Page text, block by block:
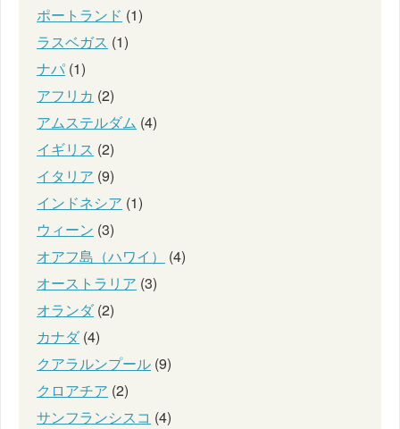
ポートランド (1)
ラスベガス (1)
ナパ (1)
アフリカ (2)
アムステルダム (4)
イギリス (2)
イタリア (9)
インドネシア (1)
ウィーン (3)
オアフ島（ハワイ）
(4)
オーストラリア (3)
オランダ(2)
カナダ(4)
クアラルンプール (9)
クロアチア (2)
サンフランシスコ (4)